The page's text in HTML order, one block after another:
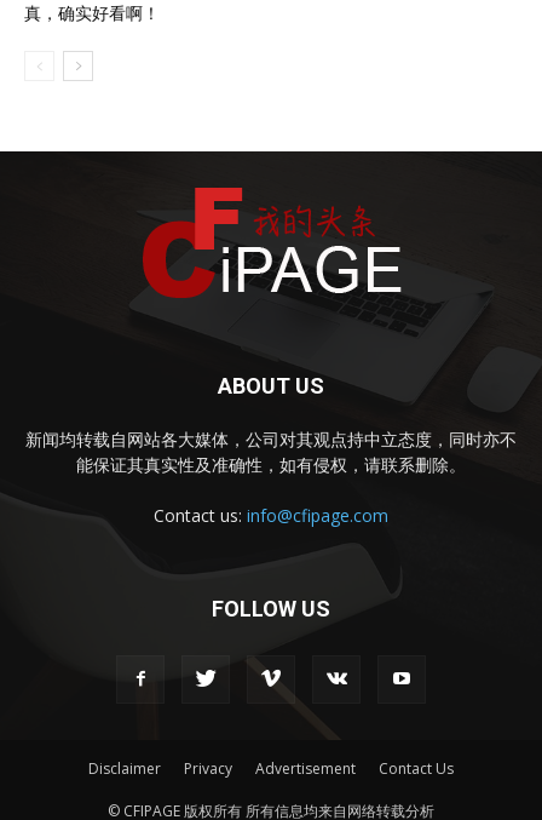
真，确实好看啊！
ABOUT US
新闻均转载自网站各大媒体，公司对其观点持中立态度，同时亦不
能保证其真实性及准确性，如有侵权，请联系删除。
Contact us: info@cfipage.com
FOLLOW US
Disclaimer Privacy Advertisement Contact Us
© CFIPAGE 版权所有 所有信息均来自网络转载分析